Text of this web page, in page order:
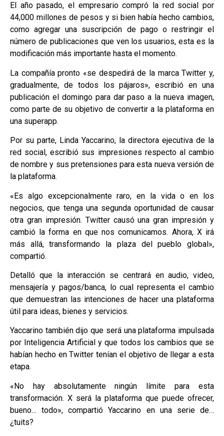
El año pasado, el empresario compró la red social por
44,000 millones de pesos y si bien había hecho cambios,
como agregar una suscripción de pago o restringir el
número de publicaciones que ven los usuarios, esta es la
modificación más importante hasta el momento.
La compañía pronto «se despedirá de la marca Twitter y,
gradualmente, de todos los pájaros», escribió en una
publicación el domingo para dar paso a la nueva imagen,
como parte de su objetivo de convertir a la plataforma en
una superapp.
Por su parte, Linda Yaccarino, la directora ejecutiva de la
red social, escribió sus impresiones respecto al cambio
de nombre y sus pretensiones para esta nueva versión de
la plataforma.
«Es algo excepcionalmente raro, en la vida o en los
negocios, que tenga una segunda oportunidad de causar
otra gran impresión. Twitter causó una gran impresión y
cambió la forma en que nos comunicamos. Ahora, X irá
más allá, transformando la plaza del pueblo global»,
compartió.
Detalló que la interacción se centrará en audio, video,
mensajería y pagos/banca, lo cual representa el cambio
que demuestran las intenciones de hacer una plataforma
útil para ideas, bienes y servicios.
Yaccarino también dijo que será una plataforma impulsada
por Inteligencia Artificial y que todos los cambios que se
habían hecho en Twitter tenían el objetivo de llegar a esta
etapa.
«No hay absolutamente ningún límite para esta
transformación. X será la plataforma que puede ofrecer,
bueno… todo», compartió Yaccarino en una serie de…
¿tuits?